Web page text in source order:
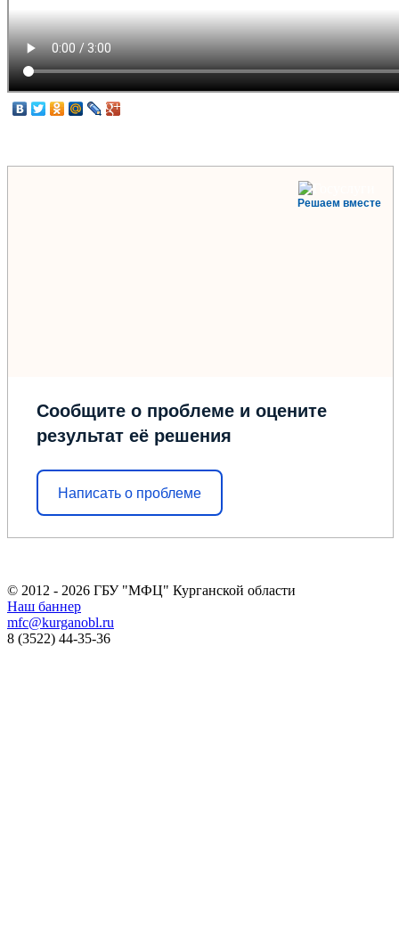
Решаем вместе
Сообщите о проблеме и оцените
результат её решения
Написать о проблеме
© 2012 - 2026 ГБУ "МФЦ" Курганской области
Наш баннер
mfc@kurganobl.ru
8 (3522) 44-35-36